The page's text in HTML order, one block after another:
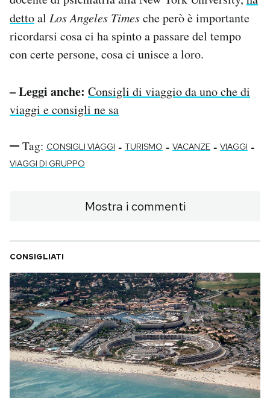
dettoal Los Angeles Timesche però è importante
ricordarsi cosa ci ha spinto a passare del tempo
con certe persone, cosa ci unisce a loro.
– Leggi anche: Consigli di viaggio da uno che di
viaggi e consigli ne sa
Tag: CONSIGLI VIAGGI - TURISMO - VACANZE - VIAGGI -
VIAGGI DI GRUPPO
Mostra i commenti
CONSIGLIATI